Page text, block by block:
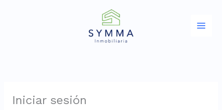
Iniciar sesión